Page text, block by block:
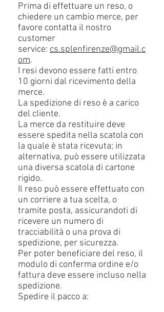
Prima di effettuare un reso, o
chiedere un cambio merce, per
favore contatta il nostro
customer
service: cs.splenfirenze@gmail.c
om.
I resi devono essere fatti entro
10 giorni dal ricevimento della
merce.
La spedizione di reso è a carico
del cliente.
La merce da restituire deve
essere spedita nella scatola con
la quale è stata ricevuta; in
alternativa, può essere utilizzata
una diversa scatola di cartone
rigido.
Il reso può essere effettuato con
un corriere a tua scelta, o
tramite posta, assicurandoti di
ricevere un numero di
tracciabilità o una prova di
spedizione, per sicurezza.
Per poter beneficiare del reso, il
modulo di conferma ordine e/o
fattura deve essere incluso nella
spedizione.
Spedire il pacco a: